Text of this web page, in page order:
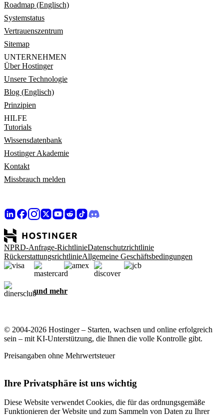
Roadmap (Englisch)
Systemstatus
Vertrauenszentrum
Sitemap
UNTERNEHMEN
Über Hostinger
Unsere Technologie
Blog (Englisch)
Prinzipien
HILFE
Tutorials
Wissensdatenbank
Hostinger Akademie
Kontakt
Missbrauch melden
NPRD-Anfrage-RichtlinieDatenschutzrichtlinie
RückerstattungsrichtlinieAllgemeine Geschäftsbedingungen
und mehr
© 2004-2026 Hostinger – Starten, wachsen und online erfolgreich
sein – mit KI-Unterstützung, die Ihnen die volle Kontrolle gibt.
Preisangaben ohne Mehrwertsteuer
Ihre Privatsphäre ist uns wichtig
Diese Website verwendet Cookies, die für das ordnungsgemäße
Funktionieren der Website und zum Sammeln von Daten zu Ihrer